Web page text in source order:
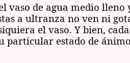
vaso de agua medio lleno
a ultranza no ven ni
el vaso. Y bien,
particular estado de